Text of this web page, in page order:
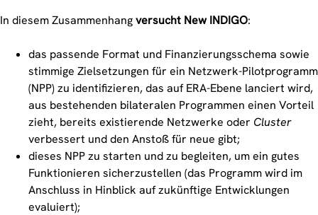
In diesem Zusammenhangversucht New INDIGO:
das passende Format und Finanzierungsschema sowie
stimmige Zielsetzungen für ein Netzwerk-Pilotprogramm
(NPP) zu identifizieren, das auf ERA-Ebene lanciert wird,
aus bestehenden bilateralen Programmen einen Vorteil
zieht, bereits existierende Netzwerke oder Cluster
verbessert und den Anstoß für neue gibt;
dieses NPP zu starten und zu begleiten, um ein gutes
Funktionieren sicherzustellen (das Programm wird im
Anschluss in Hinblick auf zukünftige Entwicklungen
evaluiert);